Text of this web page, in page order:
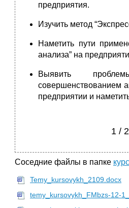
предприятия.
Изучить метод
Наметить пути
анализа” на
Выявить
совершенствованием
предприятии и
1 / 2
Соседние файлы в папке
Temy_kursovykh_2109.docx
temy_kursovykh_FMbzs-12-